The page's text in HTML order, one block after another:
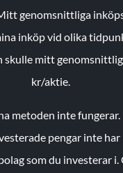
genomsnittliga
inköp vid olika
skulle mitt
kr/aktie.
metoden inte
pengar inte
som du investerar